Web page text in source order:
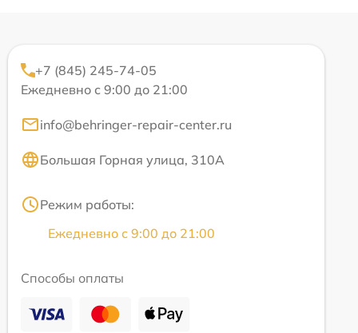
+7 (845) 245-74-05
Ежедневно с 9:00 до 21:00
info@behringer-repair-center.ru
Большая Горная улица, 310А
Режим работы:
Ежедневно с 9:00 до 21:00
Способы оплаты